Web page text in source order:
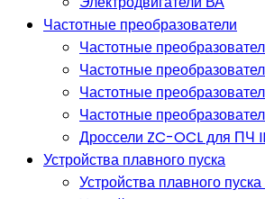
Частотные преобразователи
Частотные
Частотные
Частотные
Частотные
Дроссели ZC-OCL для ПЧ
Устройства плавного пуска
Устройства плавного